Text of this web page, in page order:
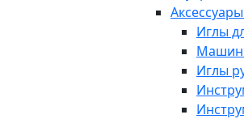
Иглы
Иглы